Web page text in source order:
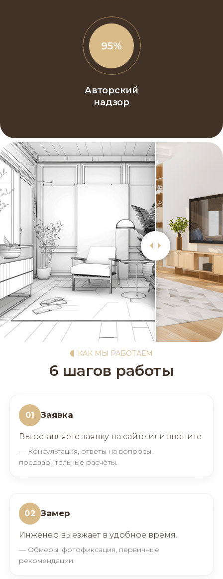
100%
Авторский
надзор
КАК МЫ РАБОТАЕМ
6 шагов работы
01 Заявка
Вы оставляете заявку на сайте или звоните.
— Консультация, ответы на вопросы,
предварительные расчёты.
02 Замер
Инженер выезжает в удобное время.
— Обмеры, фотофиксация, первичные
рекомендации.